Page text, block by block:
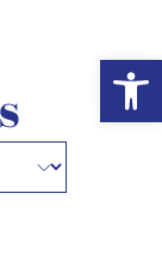
Ouvrir